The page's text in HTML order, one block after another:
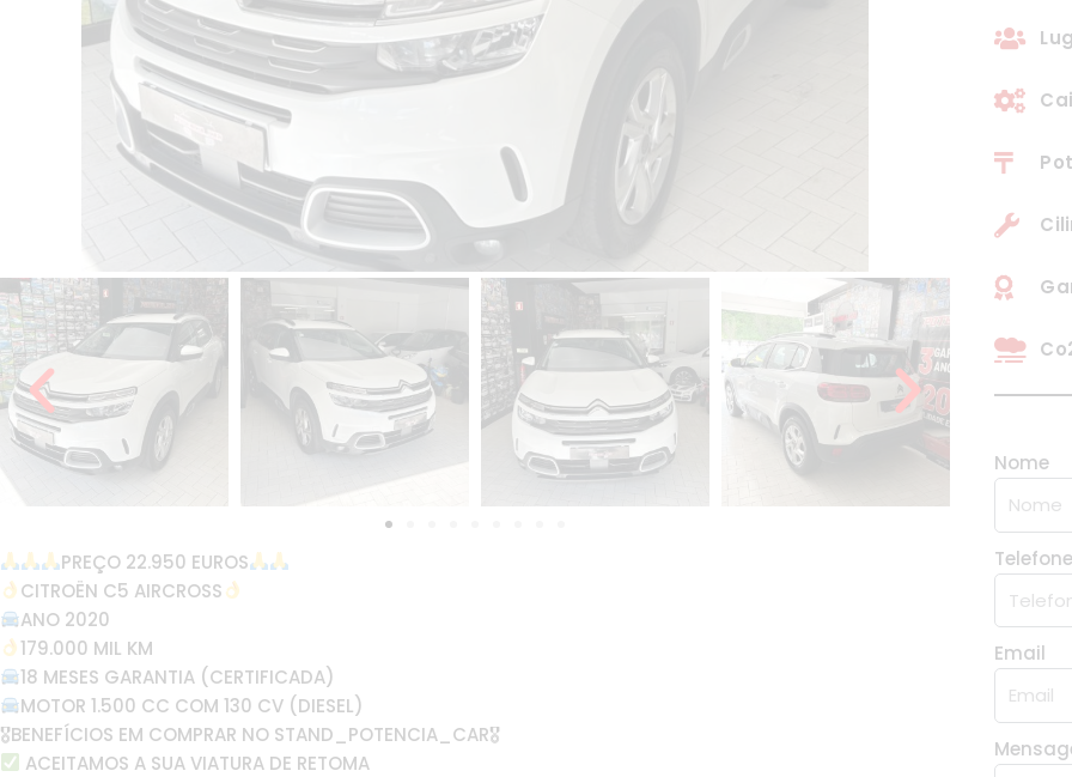
PREÇO 22.950 EUROS
CITROËN C5 AIRCROSS
ANO 2020
179.000 MIL KM
18 MESES GARANTIA (CERTIFICADA)
MOTOR 1.500 CC COM 130 CV (DIESEL)
🎖BENEFÍCIOS EM COMPRAR NO STAND_POTENCIA_CAR🎖
ACEITAMOS A SUA VIATURA DE RETOMA
Nome
Telefone
Email